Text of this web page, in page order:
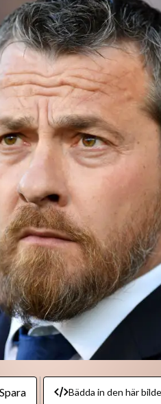
Spara Bädda in den här